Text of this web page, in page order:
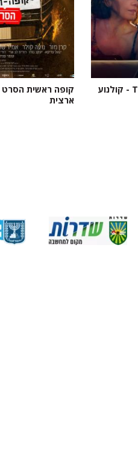
תל אביב ביירות | Tel Aviv Beirut - קולנוע
קופה ראשית הסרט
ארצית